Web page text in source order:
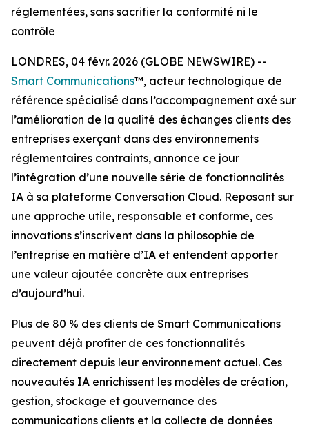
réglementées, sans sacrifier la conformité ni le
contrôle
LONDRES, 04 févr. 2026 (GLOBE NEWSWIRE) --
Smart Communications™, acteur technologique de
référence spécialisé dans l’accompagnement axé sur
l’amélioration de la qualité des échanges clients des
entreprises exerçant dans des environnements
réglementaires contraints, annonce ce jour
l’intégration d’une nouvelle série de fonctionnalités
IA à sa plateforme Conversation Cloud. Reposant sur
une approche utile, responsable et conforme, ces
innovations s’inscrivent dans la philosophie de
l’entreprise en matière d’IA et entendent apporter
une valeur ajoutée concrète aux entreprises
d’aujourd’hui.
Plus de 80 % des clients de Smart Communications
peuvent déjà profiter de ces fonctionnalités
directement depuis leur environnement actuel. Ces
nouveautés IA enrichissent les modèles de création,
gestion, stockage et gouvernance des
communications clients et la collecte de données